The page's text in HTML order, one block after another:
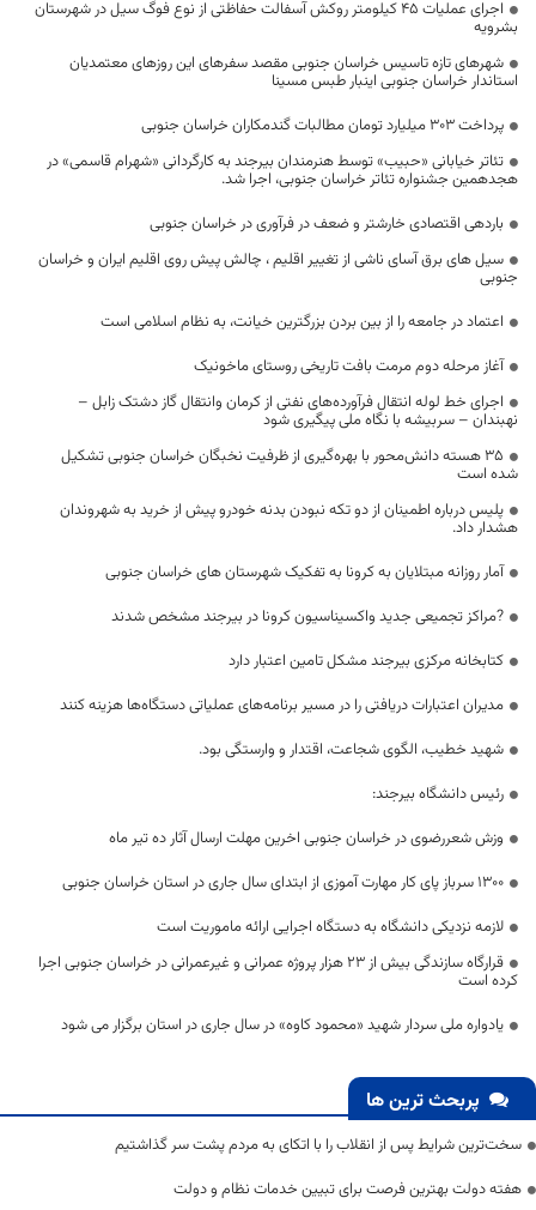
اجرای عملیات 45 کیلومتر روکش آسفالت حفاظتی از نوع فوگ سیل در شهرستان
بشرویه
شهرهای تازه تاسیس خراسان جنوبی مقصد سفرهای این روزهای معتمدیان
استاندار خراسان جنوبی اینبار طبس مسینا
پرداخت ۳۰۳ میلیارد تومان مطالبات گندمکاران خراسان جنوبی
تئاتر خیابانی «حبیب» توسط هنرمندان بیرجند به کارگردانی «شهرام قاسمی» در
هجدهمین جشنواره تئاتر خراسان جنوبی، اجرا شد.
باردهی اقتصادی خارشتر و ضعف در فرآوری در خراسان جنوبی
سیل های برق آسای ناشی از تغییر اقلیم ، چالش پیش روی اقلیم ایران و خراسان
جنوبی
اعتماد در جامعه را از بین بردن بزرگترین خیانت، به نظام اسلامی است
آغاز مرحله دوم مرمت بافت تاریخی روستای ماخونیک
اجرای خط لوله انتقال فرآورده‌های نفتی از کرمان وانتقال گاز دشتک زابل –
نهبندان – سربیشه با نگاه ملی پیگیری شود
۳۵ هسته دانش‌محور با بهره‌گیری از ظرفیت نخبگان خراسان جنوبی تشکیل
شده است
پلیس درباره اطمینان از دو تکه نبودن بدنه خودرو پیش از خرید به شهروندان
هشدار داد.
آمار روزانه مبتلایان به کرونا به تفکیک شهرستان های خراسان جنوبی
?مراکز تجمیعی جدید واکسیناسیون ‌کرونا در بیرجند مشخص شدند
کتابخانه مرکزی بیرجند مشکل تامین اعتبار دارد
مدیران اعتبارات دریافتی را در مسیر برنامه‌های عملیاتی دستگاه‌ها هزینه کنند
شهید خطیب، الگوی شجاعت، اقتدار و وارستگی بود.
رئیس دانشگاه بیرجند:
وزش شعررضوی در خراسان جنوبی اخرین مهلت ارسال آثار ده تیر ماه
۱۳۰۰ سرباز پای کار مهارت آموزی از ابتدای سال جاری در استان خراسان جنوبی
لازمه نزدیکی دانشگاه به دستگاه اجرایی ارائه ماموریت است
قرارگاه سازندگی بیش از 23 هزار پروژه عمرانی و غیرعمرانی در خراسان جنوبی اجرا
کرده است
یادواره ملی سردار شهید «محمود کاوه» در سال جاری در استان برگزار می شود
پربحث ترین ها
سخت‌ترین شرایط پس از انقلاب را با اتکای به مردم پشت سر گذاشتیم
هفته دولت بهترین فرصت برای تبیین خدمات نظام و دولت